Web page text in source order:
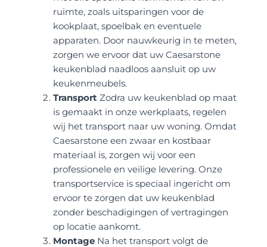
ruimte, zoals uitsparingen voor de
kookplaat, spoelbak en eventuele
apparaten. Door nauwkeurig in te meten,
zorgen we ervoor dat uw Caesarstone
keukenblad naadloos aansluit op uw
keukenmeubels.
TransportZodra uw keukenblad op maat
is gemaakt in onze werkplaats, regelen
wij het transport naar uw woning. Omdat
Caesarstone een zwaar en kostbaar
materiaal is, zorgen wij voor een
professionele en veilige levering. Onze
transportservice is speciaal ingericht om
ervoor te zorgen dat uw keukenblad
zonder beschadigingen of vertragingen
op locatie aankomt.
MontageNa het transport volgt de